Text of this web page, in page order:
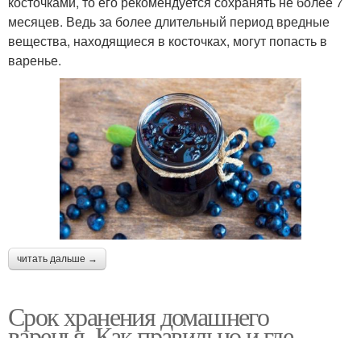
месяцев. Ведь за более длительный период вредные
вещества, находящиеся в косточках, могут попасть в
варенье.
читать дальше →
Срок хранения домашнего